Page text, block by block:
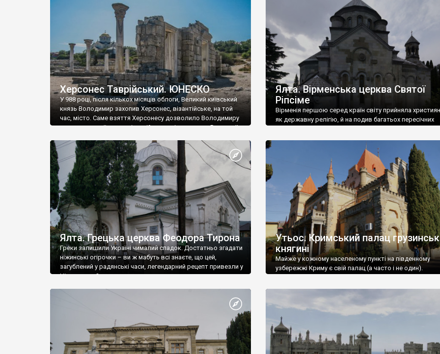
візантійської доби. Раритети викрадені з фондів об’єкту
культурної спадщини ЮНЕСКО «Херсонеса Таврійського».
Офіційно – на виставку «Золото Візантії», але експерти та
влада в Україні вважають це лише […]
називаються «повстяками» (postaki)…” “Вино. Крим
виробляє відмінне вино і його вдосталь: воно все
легке біле і дуже […]
Херсонес Таврійський. ЮНЕСКО
У 988 році, після кількох місяців облоги, Великий київський
князь Володимир захопив Херсонес, візантійське, на той
час, місто. Саме взяття Херсонесу дозволило Володимиру
диктувати свої умови візантійському імператору Василю ІІ,
Херсонесі Володимир-язичник, став Василем-
християнином. А потім було Хрещення Русі. На честь
Херсонесу Таврійського названо місто […]
Ялта. Вірменська церква Святої
Ріпсіме
Вірменія першою серед країн світу прийняла
як державну релігію, й на подив багатьох пересічних
Ялта. Грецька церква Феодора Тирона
Греки залишили Україні чималий спадок. Достатньо згадати
ніжинські огірочки – ви ж мабуть всі знаєте, що цей,
загублений у радянські часи, легендарний рецепт привезли у
Ніжин греки?
Утьос. Кримський палац
княгині
Майже у кожному населеному пункті на південному
узбережжі Криму є свій палац (а часто і не один).